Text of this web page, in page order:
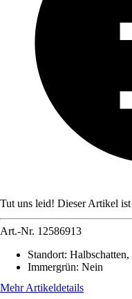
Tut uns leid! Dieser Artikel
Art.-Nr. 12586913
Standort: Halbschatten,
Immergrün: Nein
Mehr Artikeldetails